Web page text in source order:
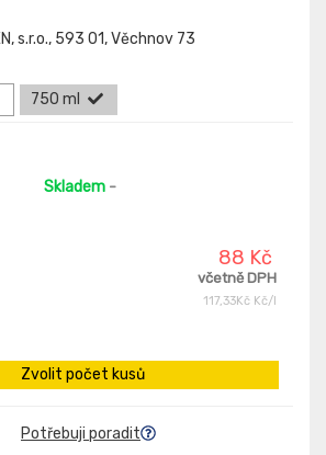
s.r.o., 593 01, Věchnov 73
750 ml
Skladem -
88 Kč
včetně DPH
117,33Kč Kč/l
Zvolit počet kusů
Potřebuji poradit